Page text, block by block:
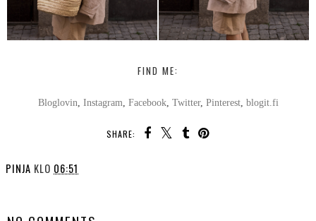
FIND ME:
Bloglovin, Instagram, Facebook, Twitter, Pinterest, blogit.fi
SHARE:
PINJA KLO 06:51